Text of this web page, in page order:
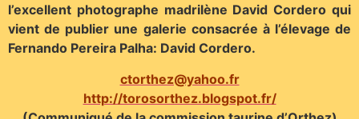
l’excellent photographe madrilène David Cordero qui
vient de publier une galerie consacrée à l’élevage de
Fernando Pereira Palha: David Cordero.
ctorthez@yahoo.fr
http://torosorthez.blogspot.fr/